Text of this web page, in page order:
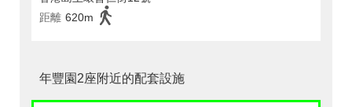
距離 620m
年豐園2座附近的配套設施